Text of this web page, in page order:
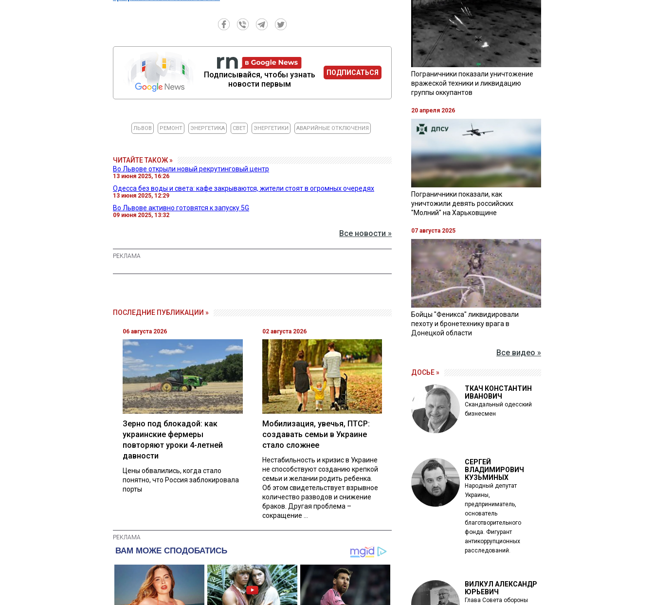
Подписывайся, чтобы узнать
новости первым
ПОДПИСАТЬСЯ
ЛЬВОВ РЕМОНТ ЭНЕРГЕТИКА СВЕТ ЭНЕРГЕТИКИ АВАРИЙНЫЕ ОТКЛЮЧЕНИЯ
ЧИТАЙТЕ ТАКОЖ »
Во Львове открыли новый рекрутинговый центр
13 июня 2025, 16:26
Одесса без воды и света: кафе закрываются, жители стоят в огромных очередях
13 июня 2025, 12:29
Во Львове активно готовятся к запуску 5G
09 июня 2025, 13:32
Все новости »
ПОСЛЕДНИЕ ПУБЛИКАЦИИ »
06 августа 2026
Зерно под блокадой: как
украинские фермеры
повторяют уроки 4-летней
давности
Цены обвалились, когда стало
понятно, что Россия заблокировала
порты
02 августа 2026
Мобилизация, увечья, ПТСР:
создавать семьи в Украине
стало сложнее
Нестабильность и кризис в Украине
не способствуют созданию крепкой
семьи и желании родить ребенка.
Об этом свидетельствует взрывное
количество разводов и снижение
браков. Другая проблема –
сокращение ...
Пограничники показали уничтожение
вражеской техники и ликвидацию
группы оккупантов
20 апреля 2026
Пограничники показали, как
уничтожили девять российских
"Молний" на Харьковщине
07 августа 2025
Бойцы "Феникса" ликвидировали
пехоту и бронетехнику врага в
Донецкой области
Все видео »
ДОСЬЕ »
ТКАЧ КОНСТАНТИН
ИВАНОВИЧ
Скандальный одесский
бизнесмен
СЕРГЕЙ
ВЛАДИМИРОВИЧ
КУЗЬМИНЫХ
Народный депутат
Украины,
предприниматель,
основатель
благотворительного
фонда. Фигурант
антикоррупционных
расследований.
ВИЛКУЛ АЛЕКСАНДР
ЮРЬЕВИЧ
Глава Совета обороны